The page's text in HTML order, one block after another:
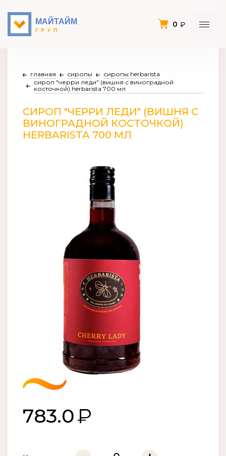
0
главная сиропы
сиропы herbarista
сироп "черри леди" (вишня с виноградной
косточкой) herbarista 700 мл
СИРОП "ЧЕРРИ ЛЕДИ" (ВИШНЯ С
ВИНОГРАДНОЙ КОСТОЧКОЙ)
HERBARISTA 700 МЛ
783.0